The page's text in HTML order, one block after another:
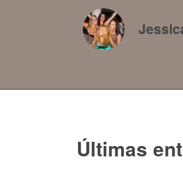
Últimas